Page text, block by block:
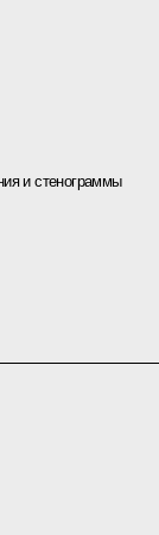
и стенограммы